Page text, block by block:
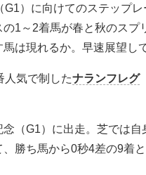
）に向けてのステップレ
1～2着馬が春と秋のスプ
は現れるか。早速展望し
気で制したナランフレグ
（G1）に出走。芝では自
勝ち馬から0秒4差の9着